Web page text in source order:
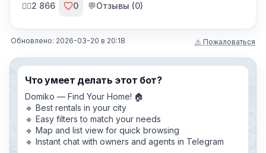
🙍‍♂️2 866 0 💬Отзывы (0)
Обновлено: 2026-03-20 в 20:18 ⚠ Пожаловаться
Что умеет делать этот бот?
Domiko — Find Your Home! 🏠
🔹 Best rentals in your city
🔹 Easy filters to match your needs
🔹 Map and list view for quick browsing
🔹 Instant chat with owners and agents in Telegram